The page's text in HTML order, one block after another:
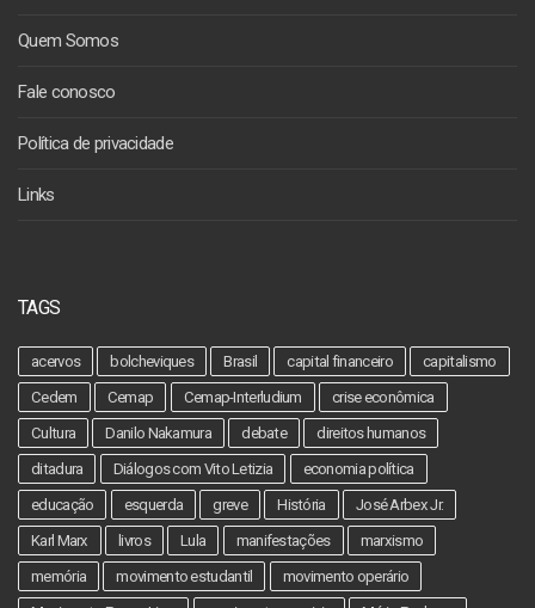
Quem Somos
Fale conosco
Política de privacidade
Links
TAGS
acervos bolcheviques Brasil capital financeiro
capitalismo
Cedem
Cemap Cemap-Interludium
crise econômica
Cultura
Danilo Nakamura debate
direitos humanos
ditadura
Diálogos com Vito Letizia
economia política
educação
esquerda greve História
José Arbex Jr.
Karl Marx
livros Lula manifestações
marxismo
memória
movimento estudantil
movimento operário